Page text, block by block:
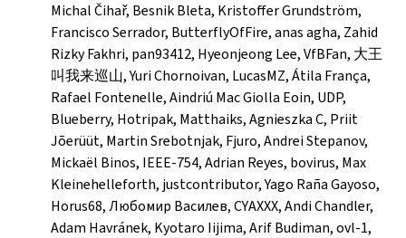
Michal Čihař, Besnik Bleta, Kristoffer Grundström,
Francisco Serrador, ButterflyOfFire, anas agha, Zahid
Rizky Fakhri, pan93412, Hyeonjeong Lee, VfBFan, 大王
叫我来巡山, Yuri Chornoivan, LucasMZ, Átila França,
Rafael Fontenelle, Aindriú Mac Giolla Eoin, UDP,
Blueberry, Hotripak, Matthaiks, Agnieszka C, Priit
Jõerüüt, Martin Srebotnjak, Fjuro, Andrei Stepanov,
Mickaël Binos, IEEE-754, Adrian Reyes, bovirus, Max
Kleinehelleforth, justcontributor, Yago Raña Gayoso,
Horus68, Любомир Василев, CYAXXX, Andi Chandler,
Adam Havránek, Kyotaro Iijima, Arif Budiman, ovl-1,